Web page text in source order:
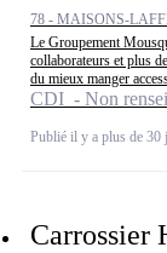
78 - MAISONS-
Le Groupement
collaborateurs et plus
du mieux manger
CDI - Non
Publié il y a plus de 30
Carrossier